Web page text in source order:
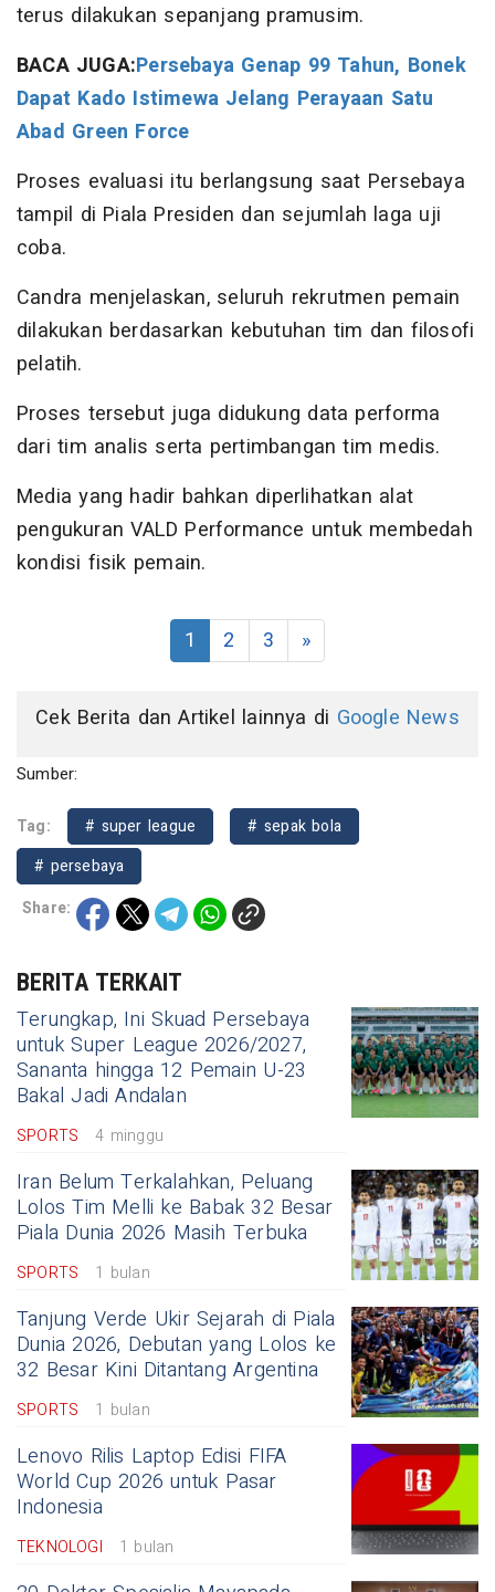
terus dilakukan sepanjang pramusim.
BACA JUGA:Persebaya Genap 99 Tahun, Bonek
Dapat Kado Istimewa Jelang Perayaan Satu
Abad Green Force
Proses evaluasi itu berlangsung saat Persebaya
tampil di Piala Presiden dan sejumlah laga uji
coba.
Candra menjelaskan, seluruh rekrutmen pemain
dilakukan berdasarkan kebutuhan tim dan filosofi
pelatih.
Proses tersebut juga didukung data performa
dari tim analis serta pertimbangan tim medis.
Media yang hadir bahkan diperlihatkan alat
pengukuran VALD Performance untuk membedah
kondisi fisik pemain.
1 2 3 »
Cek Berita dan Artikel lainnya di Google News
Sumber:
Tag: # super league
# sepak bola
# persebaya
Share:
BERITA TERKAIT
Terungkap, Ini Skuad Persebaya
untuk Super League 2026/2027,
Sananta hingga 12 Pemain U-23
Bakal Jadi Andalan
SPORTS 4 minggu
Iran Belum Terkalahkan, Peluang
Lolos Tim Melli ke Babak 32 Besar
Piala Dunia 2026 Masih Terbuka
SPORTS 1 bulan
Tanjung Verde Ukir Sejarah di Piala
Dunia 2026, Debutan yang Lolos ke
32 Besar Kini Ditantang Argentina
SPORTS 1 bulan
Lenovo Rilis Laptop Edisi FIFA
World Cup 2026 untuk Pasar
Indonesia
TEKNOLOGI 1 bulan